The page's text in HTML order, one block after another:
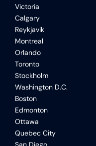
Victoria
Calgary
Reykjavik
Montreal
Orlando
Toronto
Stockholm
Washington D.C.
Boston
Edmonton
Ottawa
Quebec City